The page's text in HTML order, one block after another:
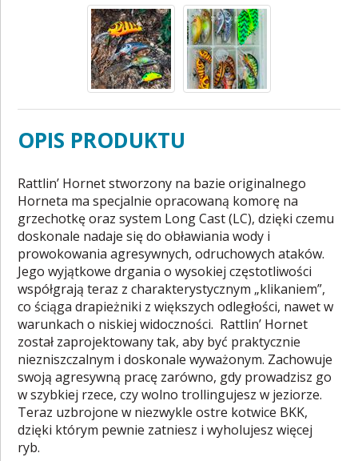
OPIS PRODUKTU
Rattlin’ Hornet stworzony na bazie originalnego
Horneta ma specjalnie opracowaną komorę na
grzechotkę oraz system Long Cast (LC), dzięki czemu
doskonale nadaje się do obławiania wody i
prowokowania agresywnych, odruchowych ataków.
Jego wyjątkowe drgania o wysokiej częstotliwości
współgrają teraz z charakterystycznym „klikaniem”,
co ściąga drapieżniki z większych odległości, nawet w
warunkach o niskiej widoczności. Rattlin’ Hornet
został zaprojektowany tak, aby być praktycznie
niezniszczalnym i doskonale wyważonym. Zachowuje
swoją agresywną pracę zarówno, gdy prowadzisz go
w szybkiej rzece, czy wolno trollingujesz w jeziorze.
Teraz uzbrojone w niezwykle ostre kotwice BKK,
dzięki którym pewnie zatniesz i wyholujesz więcej
ryb.